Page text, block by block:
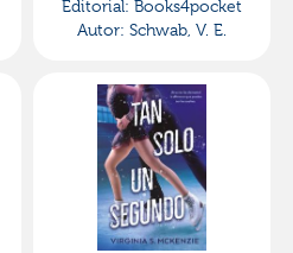
Editorial: Books4pocket
Autor: Schwab, V. E.